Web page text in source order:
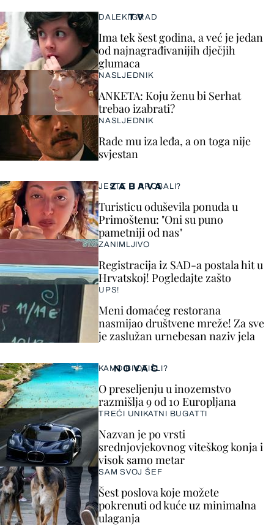
ZABAVA
JESTE LI PROBALI?
Turisticu oduševila ponuda u
Primoštenu: "Oni su puno
pametniji od nas"
ZANIMLJIVO
Registracija iz SAD-a postala hit u
Hrvatskoj! Pogledajte zašto
UPS!
Meni domaćeg restorana
nasmijao društvene mreže! Za sve
je zaslužan urnebesan naziv jela
TV
DALEKI GRAD
Ima tek šest godina, a već je jedan
od najnagrađivanijih dječjih
glumaca
NASLJEDNIK
ANKETA: Koju ženu bi Serhat
trebao izabrati?
NASLJEDNIK
Rade mu iza leđa, a on toga nije
svjestan
NOVAC
KAMO BI OTIŠLI?
O preseljenju u inozemstvo
razmišlja 9 od 10 Europljana
TREĆI UNIKATNI BUGATTI
Nazvan je po vrsti
srednjovjekovnog viteškog konja i
visok samo metar
SAM SVOJ ŠEF
Šest poslova koje možete
pokrenuti od kuće uz minimalna
ulaganja